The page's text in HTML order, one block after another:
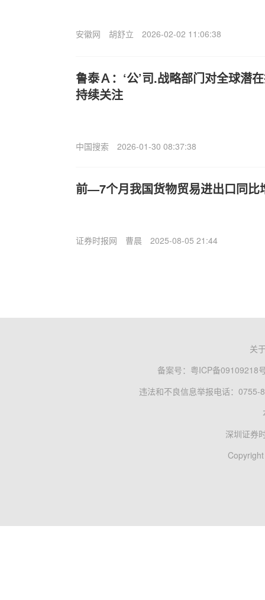
安徽网 胡舒立 2026-02-02 11:06:38
鲁泰Ａ：‘公’司.战略部门对全球潜
持续关注
中国搜索 2026-01-30 08:37:38
前—7个月我国货物贸易进出口同比
证券时报网 曹晨 2025-08-05 21:44
关
备案号： 粤ICP备09109218
违法和不良信息举报电话：0755-
深圳证券